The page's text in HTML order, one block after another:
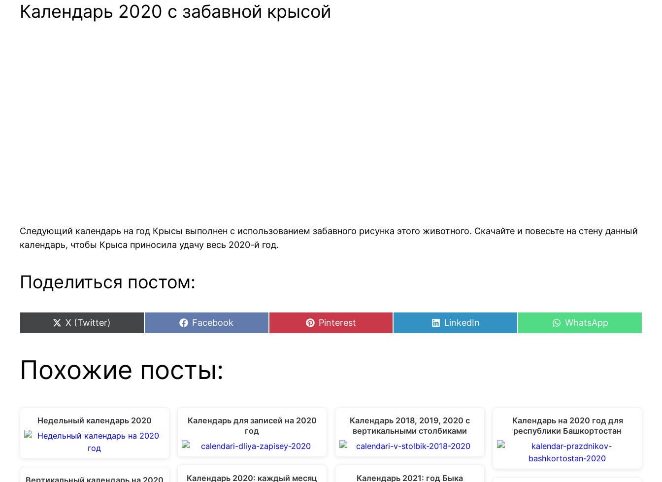
Календарь 2020 с забавной крысой
Следующий календарь на год Крысы выполнен с использованием забавного рисунка этого животного. Скачайте и повесьте на стену данный
календарь, чтобы Крыса приносила удачу весь 2020-й год.
Поделиться постом:
Share
on
X (Twitter)
Share
on
Facebook
Share
on
Pinterest
Share
on
LinkedIn
Share
on
WhatsApp
Похожие посты:
Недельный календарь 2020
Вертикальный календарь на 2020
Календарь для записей на 2020
год
Календарь 2020: каждый месяц
Календарь 2018, 2019, 2020 с
вертикальными столбиками
Календарь 2021: год Быка
Календарь на 2020 год для
республики Башкортостан